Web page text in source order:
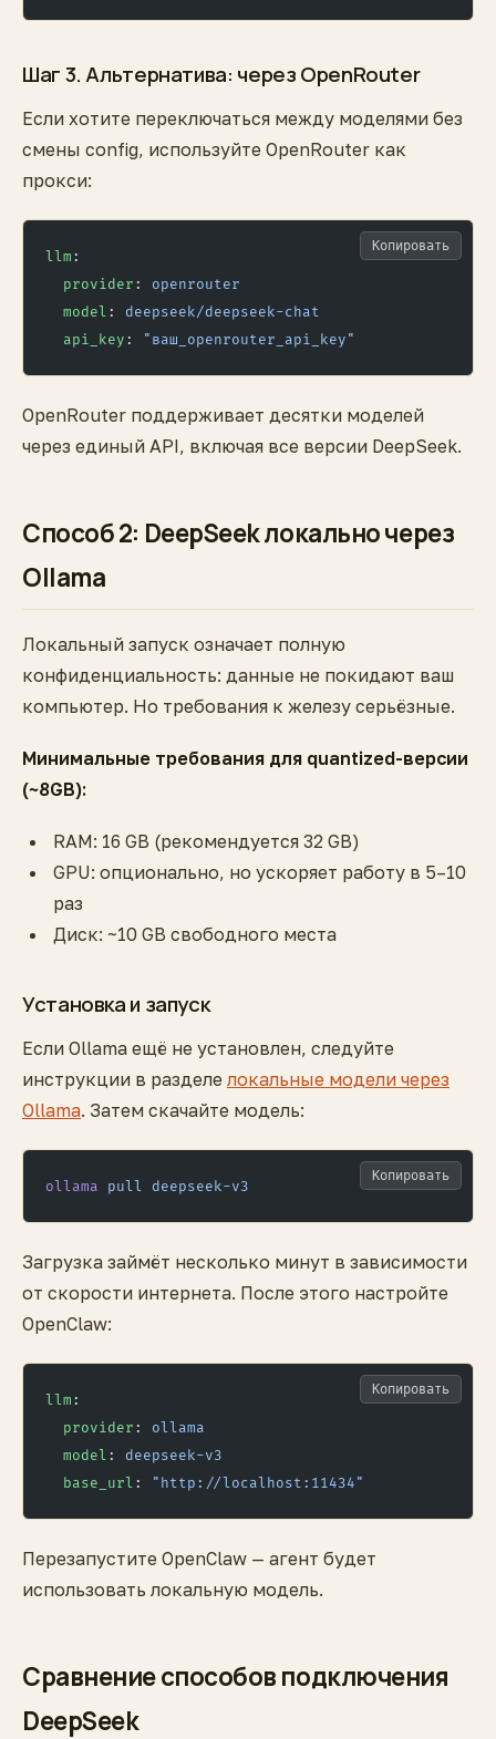
Шаг 3. Альтернатива: через OpenRouter
Если хотите переключаться между моделями без
смены config, используйте OpenRouter как
прокси:
llm :
  provider
: openrouter
  model
: deepseek/deepseek-chat
  api_key
: "ваш_openrouter_api_key"
Копировать
OpenRouter поддерживает десятки моделей
через единый API, включая все версии DeepSeek.
Способ 2: DeepSeek локально через
Ollama
Локальный запуск означает полную
конфиденциальность: данные не покидают ваш
компьютер. Но требования к железу серьёзные.
Минимальные требования для quantized-версии
(~8GB):
RAM: 16 GB (рекомендуется 32 GB)
GPU: опционально, но ускоряет работу в 5–10
раз
Диск: ~10 GB свободного места
Установка и запуск
Если Ollama ещё не установлен, следуйте
инструкции в разделе локальные модели через
Ollama. Затем скачайте модель:
ollama pull deepseek-v3
Копировать
Загрузка займёт несколько минут в зависимости
от скорости интернета. После этого настройте
OpenClaw:
llm :
  provider
: ollama
  model
: deepseek-v3
  base_url
: "http://localhost:11434"
Копировать
Перезапустите OpenClaw — агент будет
использовать локальную модель.
Сравнение способов подключения
DeepSeek